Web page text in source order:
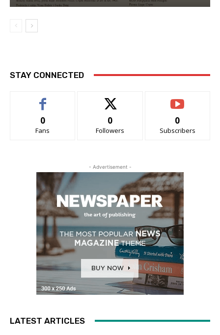
STAY CONNECTED
0
Fans
0
Followers
0
Subscribers
- Advertisement -
LATEST ARTICLES